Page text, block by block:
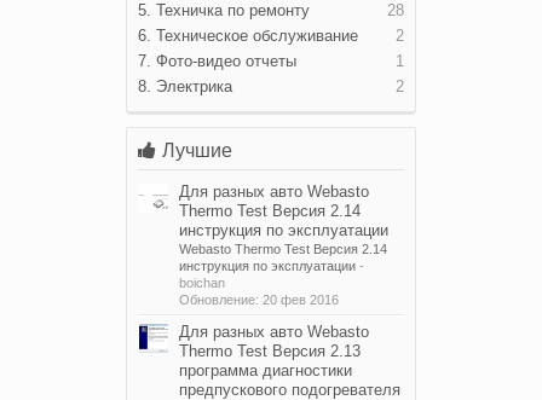
5. Техничка по ремонту
28
6. Техническое обслуживание
2
7. Фото-видео отчеты
1
8. Электрика
2
Лучшие
Для разных авто Webasto
Thermo Test Версия 2.14
инструкция по эксплуатации
Webasto Thermo Test Версия 2.14
инструкция по эксплуатации -
boichan
Обновление: 20 фев 2016
Для разных авто Webasto
Thermo Test Версия 2.13
программа диагностики
предпускового подогревателя